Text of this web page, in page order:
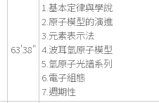
63'38"
1.基本定律與學說
2.原子模型的演進
3.元素表示法
4.波耳氫原子模型
5.氫原子光譜系列
6.電子組態
7.週期性